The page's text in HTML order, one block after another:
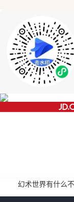
幻术世界有什么